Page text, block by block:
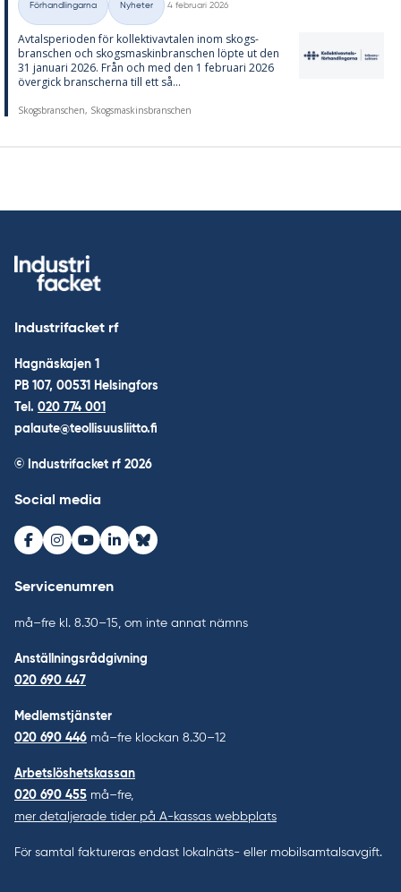
Kategorier
Förhandlingarna Nyheter
4 februari 2026
Av­tal­s­pe­ri­o­den för kol­lek­tivav­ta­len inom skogs­
branschen och skogs­ma­skin­branschen löp­te ut den
31 ja­nu­ari 2026. Från och med den 1 feb­ru­ari 2026
över­gick bran­scher­na till ett så...
Skogsbranschen, Skogsmaskinsbranschen
Industrifacket rf
Hagnäskajen 1
PB 107, 00531 Helsingfors
Tel. 020 774 001
palaute@teollisuusliitto.fi
© Industrifacket rf 2026
Social media
Facebook
Instagram
Youtube
LinkedInBluesky
Servicenumren
må–fre kl. 8.30–15, om inte annat nämns
Anställningsrådgivning
020 690 447
Medlemstjänster
020 690 446 må–fre klockan 8.30–12
Arbetslöshetskassan
020 690 455 må–fre,
mer detaljerade tider på A-kassas webbplats
För samtal faktureras endast lokalnäts- eller mobilsamtalsavgift.